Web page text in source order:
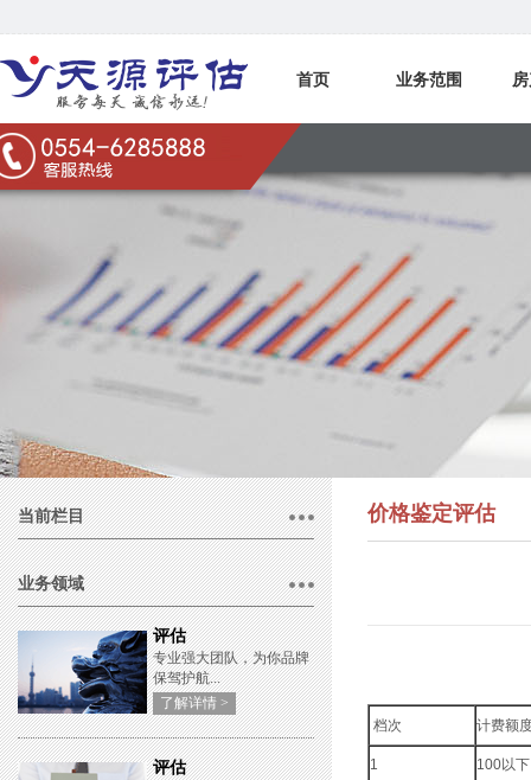
首页 业务范围
联系我们
当前栏目
业务领域
评估
专业强大团队，为你品牌
保驾护航...
了解详情 >
评估
价格鉴定评估
档次 计费额
1 100以